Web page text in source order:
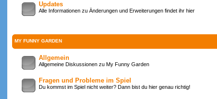
Updates
Alle Informationen zu Änderungen und Erweiterungen findet ihr hier
MY FUNNY GARDEN
Allgemein
Allgemeine Diskussionen zu My Funny Garden
Fragen und Probleme im Spiel
Du kommst im Spiel nicht weiter? Dann bist du hier genau richtig!